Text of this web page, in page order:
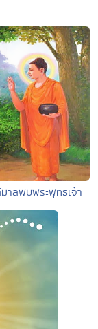
าลพบพระพุทธเจ้า